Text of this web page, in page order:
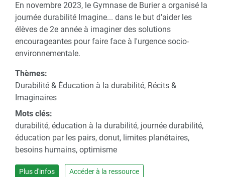
En novembre 2023, le Gymnase de Burier a organisé la
journée durabilité Imagine... dans le but d'aider les
élèves de 2e année à imaginer des solutions
encourageantes pour faire face à l'urgence socio-
environnementale.
Thèmes:
Durabilité & Éducation à la durabilité, Récits &
Imaginaires
Mots clés:
durabilité, éducation à la durabilité, journée durabilité,
éducation par les pairs, donut, limites planétaires,
besoins humains, optimisme
Plus d'infos Accéder à la ressource